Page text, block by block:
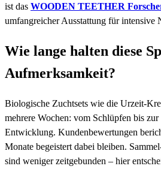
ist das WOODEN TEETHER
umfangreicher Ausstattung für intensive
Wie lange halten diese
Aufmerksamkeit?
Biologische Zuchtsets wie die Urzeit-
mehrere Wochen: vom Schlüpfen bis
Entwicklung. Kundenbewertungen
Monate begeistert dabei bleiben.
sind weniger zeitgebunden – hier